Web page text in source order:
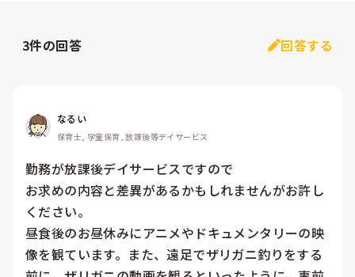
3件の回答 回答する
なるい
保育士, 学童保育, 放課後等デイサービス
勤務が放課後デイサービスですので
お求めの内容と差異があるかもしれませんがお許し
ください。
昼食後のお昼休みにアニメやドキュメンタリーの映
像を観ています。また、遠足でザリガニ釣りをする